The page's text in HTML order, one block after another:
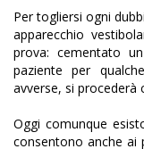
Per togliersi ogni
apparecchio
prova: cementato
paziente per
avverse, si
Oggi comunque
consentono anche ai